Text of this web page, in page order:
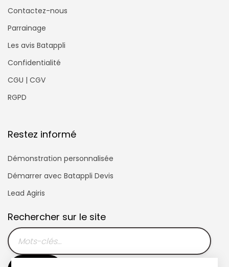
Contactez-nous
Parrainage
Les avis Batappli
Confidentialité
CGU | CGV
RGPD
Restez informé
Démonstration personnalisée
Démarrer avec Batappli Devis
Lead Agiris
Rechercher sur le site